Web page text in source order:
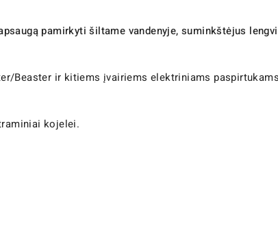
pamirkyti šiltame vandenyje, suminkštėjus
Beaster ir kitiems įvairiems elektriniams
kojelei.